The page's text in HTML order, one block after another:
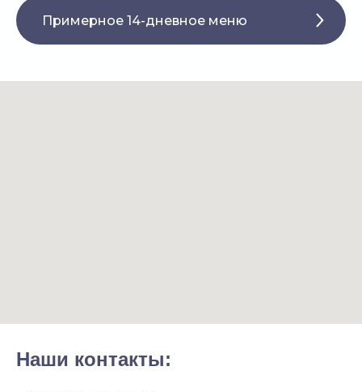
Примерное 14-дневное меню
Наши контакты: